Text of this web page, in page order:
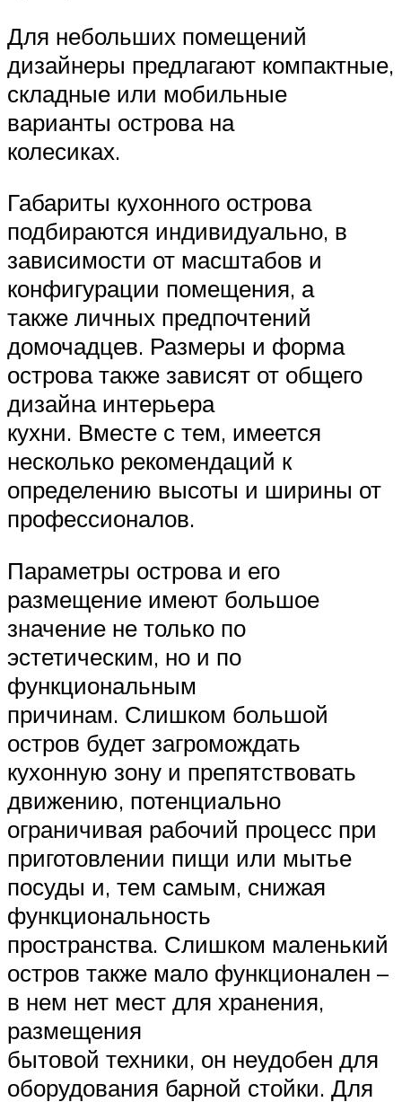
Для небольших помещений
дизайнеры предлагают компактные,
складные или мобильные
варианты острова на
колесиках.
Габариты кухонного острова
подбираются индивидуально, в
зависимости от масштабов и
конфигурации помещения, а
также личных предпочтений
домочадцев. Размеры и форма
острова также зависят от общего
дизайна интерьера
кухни. Вместе с тем, имеется
несколько рекомендаций к
определению высоты и ширины от
профессионалов.
Параметры острова и его
размещение имеют большое
значение не только по
эстетическим, но и по
функциональным
причинам. Слишком большой
остров будет загромождать
кухонную зону и препятствовать
движению, потенциально
ограничивая рабочий процесс при
приготовлении пищи или мытье
посуды и, тем самым, снижая
функциональность
пространства. Слишком маленький
остров также мало функционален –
в нем нет мест для хранения,
размещения
бытовой техники, он неудобен для
оборудования барной стойки. Для